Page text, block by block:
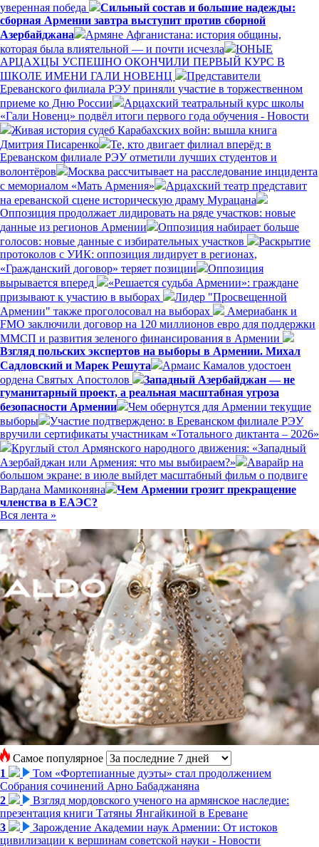
уверенная победа
Сильный состав и большие надежды:
сборная Армении завтра выступит против сборной
Азербайджана
Армяне Афганистана: история общины,
которая была влиятельной — и почти исчезла
ЮНЫЕ
АРЦАХЦЫ УСПЕШНО ОКОНЧИЛИ ПЕРВЫЙ КУРС В
ШКОЛЕ ИМЕНИ ГАЛИ НОВЕНЦ
Представители
Ереванского филиала РЭУ приняли участие в торжественном
приеме ко Дню России
Арцахский театральный курс школы
«Гали Новенц» подвёл итоги первого года обучения - Новости
Живая история судеб Карабахских войн: вышла книга
Дмитрия Писаренко
Те, кто двигает филиал вперёд: в
Ереванском филиале РЭУ отметили лучших студентов и
волонтёров
Москва рассчитывает на расследование инцидента
с мемориалом «Мать Армения»
Арцахский театр представит
на ереванской сцене историческую драму Мурацана
Оппозиция продолжает лидировать на ряде участков: новые
данные из регионов Армении
Оппозиция набирает больше
голосов: новые данные с избирательных участков
Раскрытие
протоколов с УИК: оппозиция лидирует в регионах,
«Гражданский договор» теряет позиции
Оппозиция
вырывается вперед
«Решается судьба Армении»: граждане
призывают к участию в выборах
Лидер "Просвещенной
Армении" также проголосовал на выборах
Америабанк и
FMO заключили договор на 120 миллионов евро для поддержки
ММСП и развития зеленого финансирования в Армении
Взгляд польских экспертов на выборы в Армении. Михал
Садловский и Марек Решута
Армаис Камалов удостоен
ордена Святых Апостолов
Западный Азербайджан — не
гуманитарный проект, а реальная масштабная угроза
безопасности Армении
Чем обернутся для Армении текущие
выборы
Участие подтверждено: в Ереванском филиале РЭУ
вручили сертификаты участникам «Тотального диктанта – 2026»
Круглый стол Армянского народного движения: «Западный
Азербайджан или Армения: что мы выбираем?»
Аварайр на
большом экране: в июле выйдет масштабный фильм о подвиге
Вардана Мамиконяна
Чем Армении грозит прекращение
членства в ЕАЭС?
Вся лента »
Самое популярное
1
Том «Фортепианные дуэты» стал продолжением
Собрания сочинений Арно Бабаджаняна
2
Взгляд мордовского ученого на армянское наследие:
презентация книги Татяны Янгайкиной в Ереване
3
Зарождение Академии наук Армении: От истоков
цивилизации к вершинам советской науки - Новости